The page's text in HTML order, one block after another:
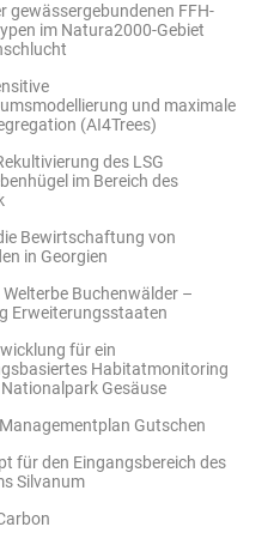
gewässergebundenen FFH-
im Natura2000-Gebiet
und maximale
(AI4Trees)
des LSG
im Bereich des
Bewirtschaftung von
in Georgien
Buchenwälder –
Erweiterungsstaaten
für ein
Habitatmonitoring
Gesäuse
Gutschen
für den Eingangsbereich des
Silvanum